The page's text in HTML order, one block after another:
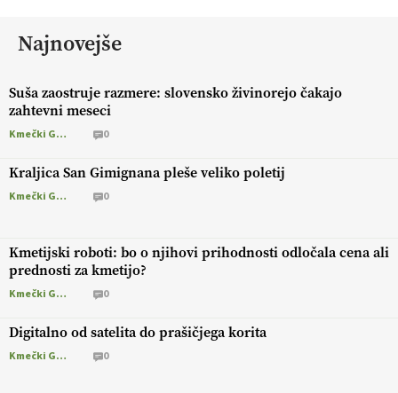
Najnovejše
Suša zaostruje razmere: slovensko živinorejo čakajo
zahtevni meseci
Kmečki Glas 0
Kraljica San Gimignana pleše veliko poletij
Kmečki Glas 0
Kmetijski roboti: bo o njihovi prihodnosti odločala cena ali
prednosti za kmetijo?
Kmečki Glas 0
Digitalno od satelita do prašičjega korita
Kmečki Glas 0